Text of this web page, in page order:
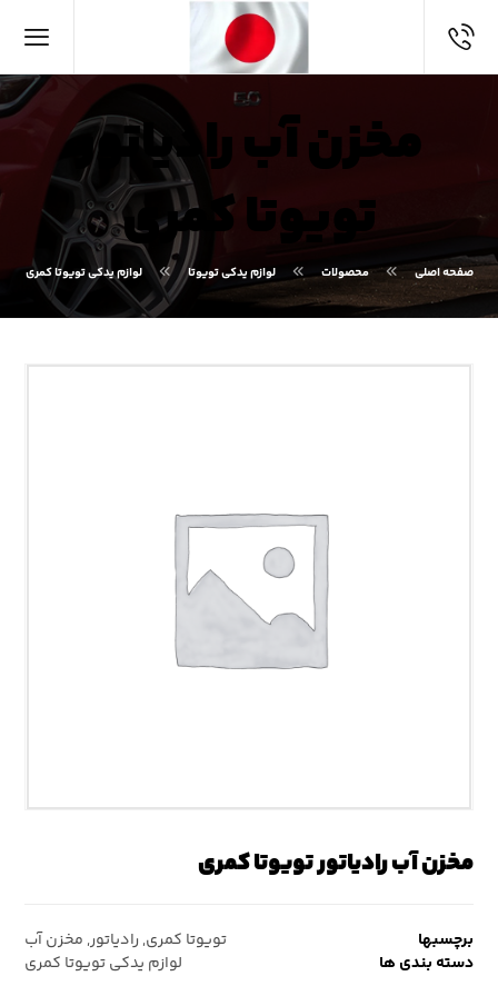
مخزن آب رادیاتور
تویوتا کمری
صفحه اصلی محصولات لوازم یدکی تویوتا لوازم یدکی تویوتا کمری
مخزن آب رادیاتور تویوتا کمری
برچسبها تویوتا کمری,رادیاتور, مخزن آب
دسته بندی ها
لوازم یدکی تویوتا کمری